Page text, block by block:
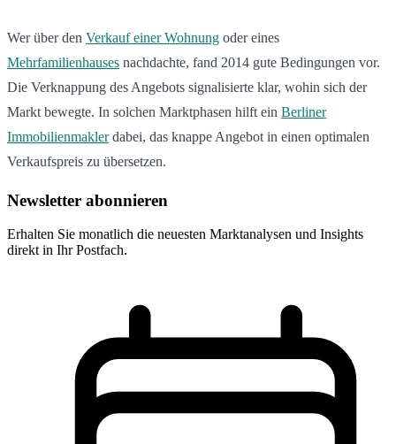
Wer über den Verkauf einer Wohnung oder eines
Mehrfamilienhauses nachdachte, fand 2014 gute Bedingungen vor.
Die Verknappung des Angebots signalisierte klar, wohin sich der
Markt bewegte. In solchen Marktphasen hilft ein Berliner
Immobilienmaklerdabei, das knappe Angebot in einen optimalen
Verkaufspreis zu übersetzen.
Newsletter abonnieren
Erhalten Sie monatlich die neuesten Marktanalysen und Insights
direkt in Ihr Postfach.